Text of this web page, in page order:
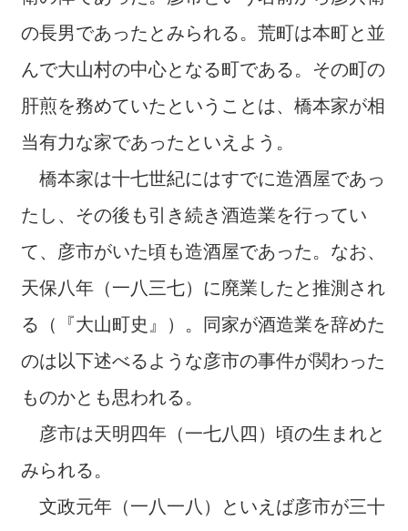
の長男であったとみられる。荒町は本町と並
んで大山村の中心となる町である。その町の
肝煎を務めていたということは、橋本家が相
当有力な家であったといえよう。
橋本家は十七世紀にはすでに造酒屋であっ
たし、その後も引き続き酒造業を行ってい
て、彦市がいた頃も造酒屋であった。なお、
天保八年（一八三七）に廃業したと推測され
る（『大山町史』）。同家が酒造業を辞めた
のは以下述べるような彦市の事件が関わった
ものかとも思われる。
彦市は天明四年（一七八四）頃の生まれと
みられる。
文政元年（一八一八）といえば彦市が三十